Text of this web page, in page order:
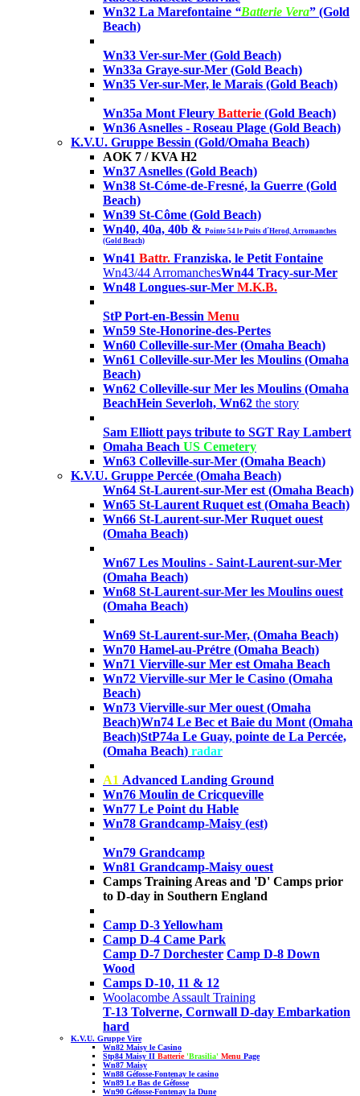
Wn32 La Marefontaine “Batterie Vera” (Gold
Beach)
Wn33 Ver-sur-Mer (Gold Beach)
Wn33a Graye-sur-Mer (Gold Beach)
Wn35 Ver-sur-Mer, le Marais (Gold Beach)
Wn35a Mont Fleury Batterie (Gold Beach)
Wn36 Asnelles - Roseau Plage (Gold Beach)
K.V.U. Gruppe Bessin (Gold/Omaha Beach)
AOK 7 / KVA H2
Wn37 Asnelles (Gold Beach)
Wn38 St-Cóme-de-Fresné, la Guerre (Gold
Beach)
Wn39 St-Côme (Gold Beach)
Wn40, 40a, 40b & Pointe 54 le Puits d´Herod, Arromanches
(Gold Beach)
Wn41 Battr. Franziska, le Petit Fontaine
Wn43/44 ArromanchesWn44 Tracy-sur-Mer
Wn48 Longues-sur-Mer M.K.B.
StP Port-en-Bessin Menu
Wn59 Ste-Honorine-des-Pertes
Wn60 Colleville-sur-Mer (Omaha Beach)
Wn61 Colleville-sur-Mer les Moulins (Omaha
Beach)
Wn62 Colleville-sur Mer les Moulins (Omaha
BeachHein Severloh, Wn62 the story
Sam Elliott pays tribute to SGT Ray Lambert
Omaha Beach US Cemetery
Wn63 Colleville-sur-Mer (Omaha Beach)
K.V.U. Gruppe Percée (Omaha Beach)
Wn64 St-Laurent-sur-Mer est (Omaha Beach)
Wn65 St-Laurent Ruquet est (Omaha Beach)
Wn66 St-Laurent-sur-Mer Ruquet ouest
(Omaha Beach)
Wn67 Les Moulins - Saint-Laurent-sur-Mer
(Omaha Beach)
Wn68 St-Laurent-sur-Mer les Moulins ouest
(Omaha Beach)
Wn69 St-Laurent-sur-Mer, (Omaha Beach)
Wn70 Hamel-au-Prétre (Omaha Beach)
Wn71 Vierville-sur Mer est Omaha Beach
Wn72 Vierville-sur Mer le Casino (Omaha
Beach)
Wn73 Vierville-sur Mer ouest (Omaha
Beach)Wn74 Le Bec et Baie du Mont (Omaha
Beach)StP74a Le Guay, pointe de La Percée,
(Omaha Beach) radar
A1 Advanced Landing Ground
Wn76 Moulin de Cricqueville
Wn77 Le Point du Hable
Wn78 Grandcamp-Maisy (est)
Wn79 Grandcamp
Wn81 Grandcamp-Maisy ouest
Camps Training Areas and 'D' Camps prior
to D-day in Southern England
Camp D-3 Yellowham
Camp D-4 Came Park
Camp D-7 Dorchester Camp D-8 Down
Wood
Camps D-10, 11 & 12
Woolacombe Assault Training
T-13 Tolverne, Cornwall D-day Embarkation
hard
K.V.U. Gruppe Vire
Wn82 Maisy le Casino
Stp84 Maisy II Batterie 'Brasilia' Menu Page
Wn87 Maisy
Wn88 Géfosse-Fontenay le casino
Wn89 Le Bas de Géfosse
Wn90 Géfosse-Fontenay la Dune